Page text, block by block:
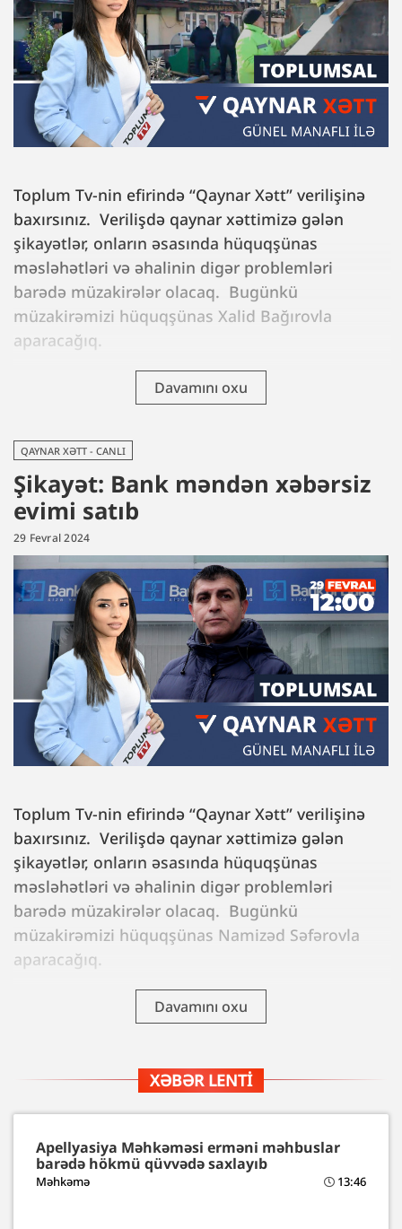
Toplum Tv-nin efirində “Qaynar Xətt” verilişinə
baxırsınız. Verilişdə qaynar xəttimizə gələn
şikayətlər, onların əsasında hüquqşünas
məsləhətləri və əhalinin digər problemləri
barədə müzakirələr olacaq. Bugünkü
müzakirəmizi hüquqşünas Xalid Bağırovla
aparacağıq.
Davamını oxu
QAYNAR XƏTT - CANLI
Şikayət: Bank məndən xəbərsiz
evimi satıb
29 Fevral 2024
Toplum Tv-nin efirində “Qaynar Xətt” verilişinə
baxırsınız. Verilişdə qaynar xəttimizə gələn
şikayətlər, onların əsasında hüquqşünas
məsləhətləri və əhalinin digər problemləri
barədə müzakirələr olacaq. Bugünkü
müzakirəmizi hüquqşünas Namizəd Səfərovla
aparacağıq.
Davamını oxu
XƏBƏR LENTI
Apellyasiya Məhkəməsi erməni məhbuslar
barədə hökmü qüvvədə saxlayıb
Məhkəmə 13:46